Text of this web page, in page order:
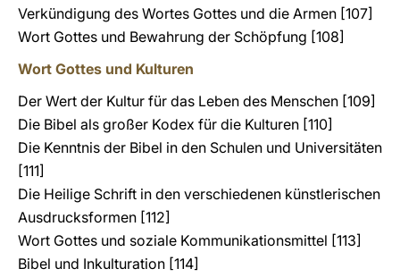
Verkündigung des Wortes Gottes und die Armen [107]
Wort Gottes und Bewahrung der Schöpfung [108]
Wort Gottes und Kulturen
Der Wert der Kultur für das Leben des Menschen [109]
Die Bibel als großer Kodex für die Kulturen [110]
Die Kenntnis der Bibel in den Schulen und Universitäten
[111]
Die Heilige Schrift in den verschiedenen künstlerischen
Ausdrucksformen [112]
Wort Gottes und soziale Kommunikationsmittel [113]
Bibel und Inkulturation [114]